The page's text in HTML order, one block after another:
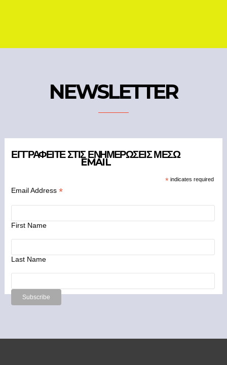
NEWSLETTER
ΕΓΓΡΑΦΕΊΤΕ ΣΤΙΣ ΕΝΗΜΕΡΏΣΕΙΣ ΜΈΣΩ
EMAIL
* indicates required
Email Address *
First Name
Last Name